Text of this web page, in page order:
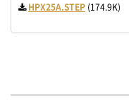
HPX25A.STEP (174.9K)